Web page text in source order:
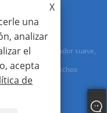
Co.,Ltd. - Arrancador suave,
- Todos los derechos
X
una
analizar
el
acepta
de